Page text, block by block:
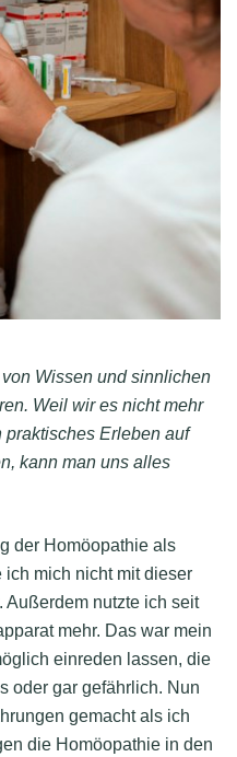
Wissen und sinnlichen
Weil wir es nicht mehr
Erleben auf
kann man uns alles
der Homöopathie als
ich mich nicht mit dieser
nutzte ich seit
mehr. Das war mein
einreden lassen, die
oder gar gefährlich. Nun
gemacht als ich
die Homöopathie in den